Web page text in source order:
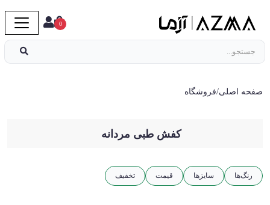
0
صفحه اصلی/فروشگاه
کفش طبی مردانه
رنگ‌ها سایز‌ها قیمت تخفیف